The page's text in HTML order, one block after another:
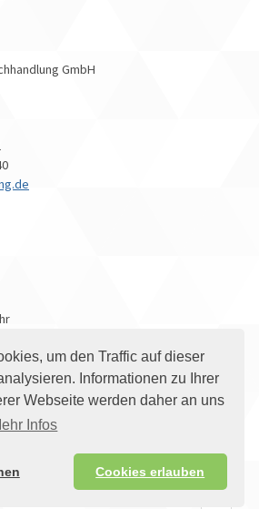
um den Traffic auf dieser
Informationen zu Ihrer
Webseite werden daher an uns
Infos
Cookies erlauben
GmbH